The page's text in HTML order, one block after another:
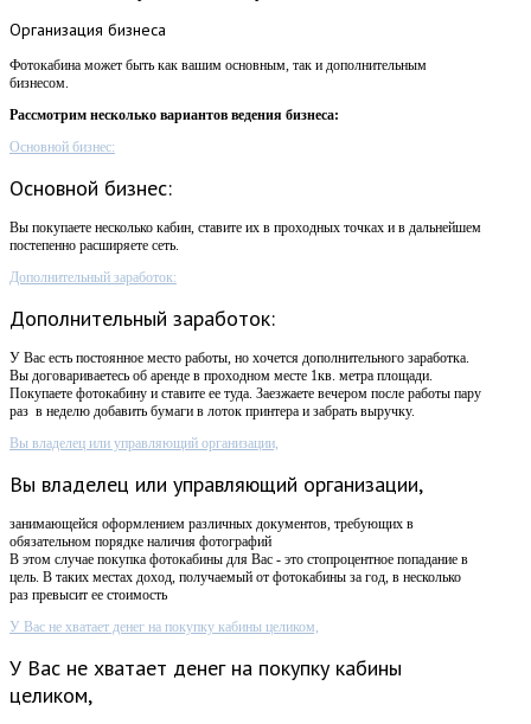
Организация бизнеса
Фотокабина может быть как вашим основным, так и дополнительным
бизнесом.
Рассмотрим несколько вариантов ведения бизнеса:
Основной бизнес:
Основной бизнес:
Вы покупаете несколько кабин, ставите их в проходных точках и в дальнейшем
постепенно расширяете сеть.
Дополнительный заработок:
Дополнительный заработок:
У Вас есть постоянное место работы, но хочется дополнительного заработка.
Вы договариваетесь об аренде в проходном месте 1кв. метра площади.
Покупаете фотокабину и ставите ее туда. Заезжаете вечером после работы пару
раз в неделю добавить бумаги в лоток принтера и забрать выручку.
Вы владелец или управляющий организации,
Вы владелец или управляющий организации,
занимающейся оформлением различных документов, требующих в
обязательном порядке наличия фотографий
В этом случае покупка фотокабины для Вас - это стопроцентное попадание в
цель. В таких местах доход, получаемый от фотокабины за год, в несколько
раз превысит ее стоимость
У Вас не хватает денег на покупку кабины целиком,
У Вас не хватает денег на покупку кабины
целиком,